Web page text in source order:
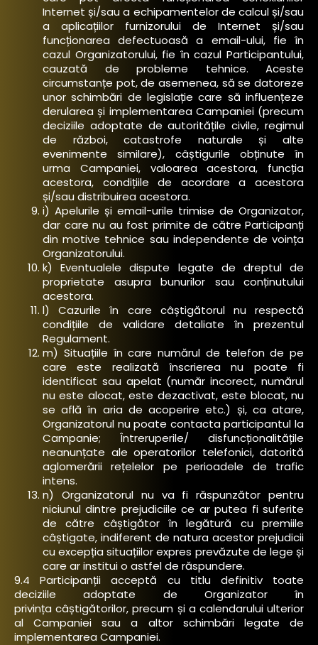
Internet și/sau a echipamentelor de calcul și/sau
a aplicațiilor furnizorului de Internet și/sau
funcționarea defectuoasă a email-ului, fie în
cazul Organizatorului, fie în cazul Participantului,
cauzată de probleme tehnice. Aceste
circumstanțe pot, de asemenea, să se datoreze
unor schimbări de legislație care să influențeze
derularea și implementarea Campaniei (precum
deciziile adoptate de autoritățile civile, regimul
de război, catastrofe naturale și alte
evenimente similare), câștigurile obținute în
urma Campaniei, valoarea acestora, funcția
acestora, condițiile de acordare a acestora
și/sau distribuirea acestora.
i) Apelurile și email-urile trimise de Organizator,
dar care nu au fost primite de către Participanți
din motive tehnice sau independente de voința
Organizatorului.
k) Eventualele dispute legate de dreptul de
proprietate asupra bunurilor sau conținutului
acestora.
l) Cazurile în care câștigătorul nu respectă
condițiile de validare detaliate în prezentul
Regulament.
m) Situațiile în care numărul de telefon de pe
care este realizată înscrierea nu poate fi
identificat sau apelat (număr incorect, numărul
nu este alocat, este dezactivat, este blocat, nu
se află în aria de acoperire etc.) și, ca atare,
Organizatorul nu poate contacta participantul la
Campanie; Întreruperile/ disfuncționalitățile
neanunțate ale operatorilor telefonici, datorită
aglomerării rețelelor pe perioadele de trafic
intens.
n) Organizatorul nu va fi răspunzător pentru
niciunul dintre prejudiciile ce ar putea fi suferite
de către câștigător în legătură cu premiile
câștigate, indiferent de natura acestor prejudicii
cu excepția situațiilor expres prevăzute de lege și
care ar institui o astfel de răspundere.
9.4 Participanții acceptă cu titlu definitiv toate
deciziile adoptate de Organizator în
privința câștigătorilor, precum și a calendarului ulterior
al Campaniei sau a altor schimbări legate de
implementarea Campaniei.